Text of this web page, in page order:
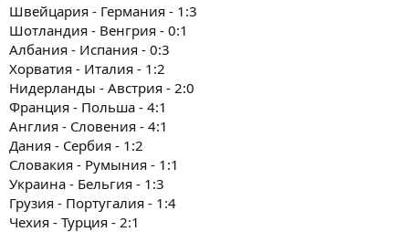
Швейцария - Германия - 1:3
Шотландия - Венгрия - 0:1
Албания - Испания - 0:3
Хорватия - Италия - 1:2
Нидерланды - Австрия - 2:0
Франция - Польша - 4:1
Англия - Словения - 4:1
Дания - Сербия - 1:2
Словакия - Румыния - 1:1
Украина - Бельгия - 1:3
Грузия - Португалия - 1:4
Чехия - Турция - 2:1